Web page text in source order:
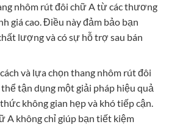
nhôm rút đôi chữ A từ các thương
giá cao. Điều này đảm bảo bạn
lượng và có sự hỗ trợ sau bán
và lựa chọn thang nhôm rút đôi
tận dụng một giải pháp hiệu quả
không gian hẹp và khó tiếp cận.
A không chỉ giúp bạn tiết kiệm